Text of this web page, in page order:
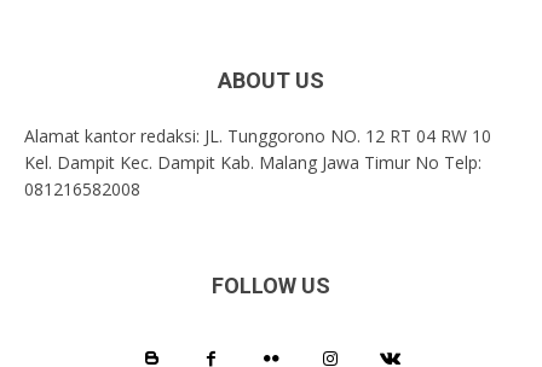
ABOUT US
Alamat kantor redaksi: JL. Tunggorono NO. 12 RT 04 RW 10
Kel. Dampit Kec. Dampit Kab. Malang Jawa Timur No Telp:
081216582008
FOLLOW US